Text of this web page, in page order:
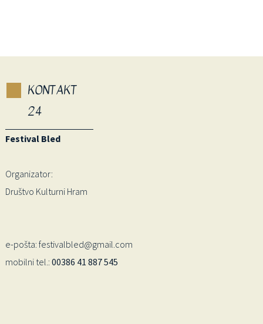
KONTAKT
24
Festival Bled
Organizator:
Društvo Kulturni Hram
e-pošta: festivalbled@gmail.com
mobilni tel.: 00386 41 887 545